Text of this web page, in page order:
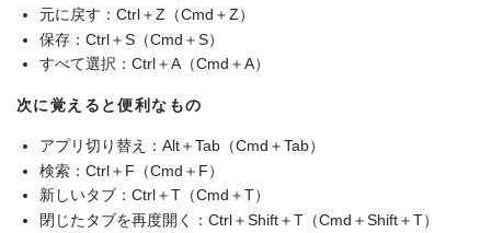
元に戻す：Ctrl＋Z（Cmd＋Z）
保存：Ctrl＋S（Cmd＋S）
すべて選択：Ctrl＋A（Cmd＋A）
次に覚えると便利なもの
アプリ切り替え：Alt＋Tab（Cmd＋Tab）
検索：Ctrl＋F（Cmd＋F）
新しいタブ：Ctrl＋T（Cmd＋T）
閉じたタブを再度開く：Ctrl＋Shift＋T（Cmd＋Shift＋T）